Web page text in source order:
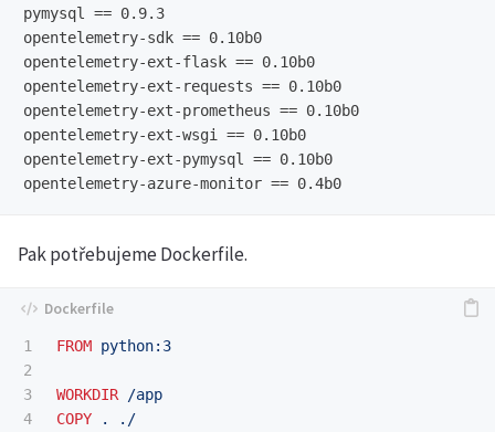
pymysql == 0.9.3
opentelemetry-sdk == 0.10b0
opentelemetry-ext-flask == 0.10b0
opentelemetry-ext-requests == 0.10b0
opentelemetry-ext-prometheus == 0.10b0
opentelemetry-ext-wsgi == 0.10b0
opentelemetry-ext-pymysql == 0.10b0
Pak potřebujeme Dockerfile.
1
2
3
4
FROM python:3
WORKDIR /app
COPY . ./